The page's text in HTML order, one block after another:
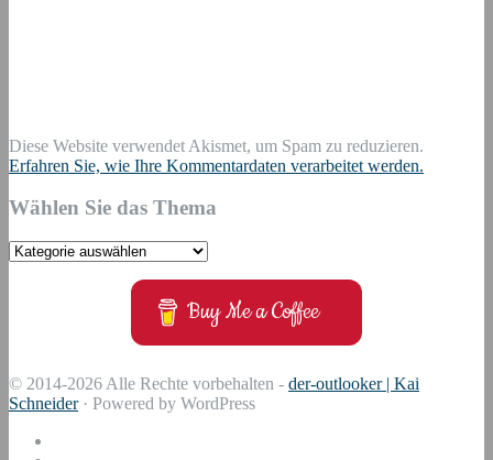
Diese Website verwendet Akismet, um Spam zu reduzieren.
Erfahren Sie, wie Ihre Kommentardaten verarbeitet werden.
Wählen Sie das Thema
Wählen
Buy Me a Coffee
© 2014-2026 Alle Rechte vorbehalten - der-outlooker | Kai
Schneider· Powered by WordPress